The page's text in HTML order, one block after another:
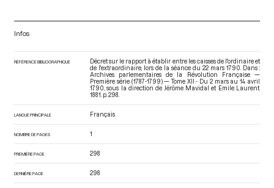
Infos
RÉFÉRENCE BIBLIOGRAPHIQUE
Décret sur le rapport à établir entre les caisses de l'ordinaire et
de l'extraordinaire, lors de la séance du 22 mars 1790. Dans :
Archives parlementaires de la Révolution Française —
Première série (1787-1799) — Tome XII - Du 2 mars au 14 avril
1790 , sous la direction de Jérôme Mavidal et Emile Laurent.
1881. p. 298.
LANGUE PRINCIPALE Français
NOMBRE DE PAGES 1
PREMIÈRE PAGE 298
DERNIÈRE PAGE 298